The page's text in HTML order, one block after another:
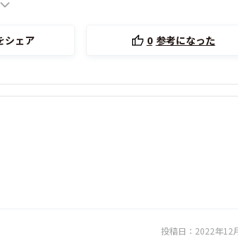
シェア 0 参考になった
投稿日： 2022年12